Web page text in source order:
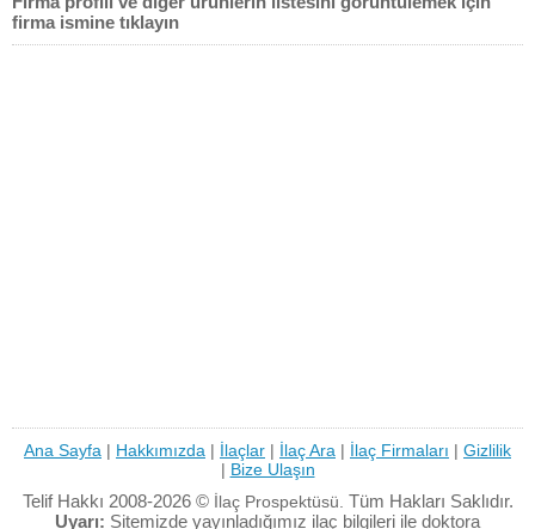
firma ismine tıklayın
Ana Sayfa | Hakkımızda | İlaçlar | İlaç Ara | İlaç Firmaları | Gizlilik
| Bize Ulaşın
Telif Hakkı 2008-2026 © İlaç Prospektüsü. Tüm Hakları Saklıdır.
Uyarı: Sitemizde yayınladığımız ilaç bilgileri ile doktora